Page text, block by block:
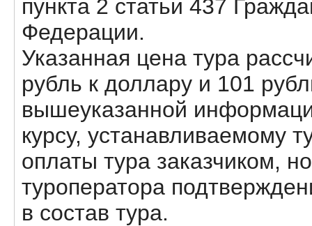
пункта 2 статьи 437
Федерации.
Указанная цена тура
рубль к доллару и 101
вышеуказанной
курсу, устанавливаемому
оплаты тура заказчиком,
туроператора
в состав тура.